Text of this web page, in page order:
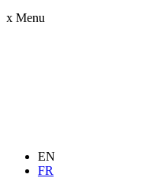
x Menu
EN
FR